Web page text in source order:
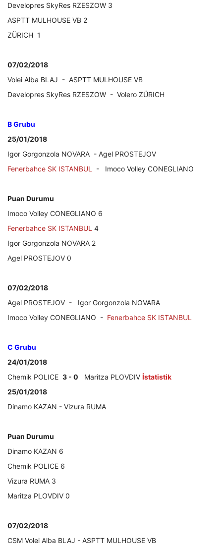
Developres SkyRes RZESZOW 3
ASPTT MULHOUSE VB 2
ZÜRICH 1
07/02/2018
Volei Alba BLAJ - ASPTT MULHOUSE VB
Developres SkyRes RZESZOW - Volero ZÜRICH
B Grubu
25/01/2018
Igor Gorgonzola NOVARA - Agel PROSTEJOV
Fenerbahce SK ISTANBUL
- Imoco Volley CONEGLIANO
Puan Durumu
Imoco Volley CONEGLIANO 6
Fenerbahce SK ISTANBUL 4
Igor Gorgonzola NOVARA 2
Agel PROSTEJOV 0
07/02/2018
Agel PROSTEJOV - Igor Gorgonzola NOVARA
Imoco Volley CONEGLIANO - Fenerbahce SK ISTANBUL
C Grubu
24/01/2018
Chemik POLICE 3 - 0 Maritza PLOVDIV İstatistik
25/01/2018
Dinamo KAZAN - Vizura RUMA
Puan Durumu
Dinamo KAZAN 6
Chemik POLICE 6
Vizura RUMA 3
Maritza PLOVDIV 0
07/02/2018
CSM Volei Alba BLAJ - ASPTT MULHOUSE VB